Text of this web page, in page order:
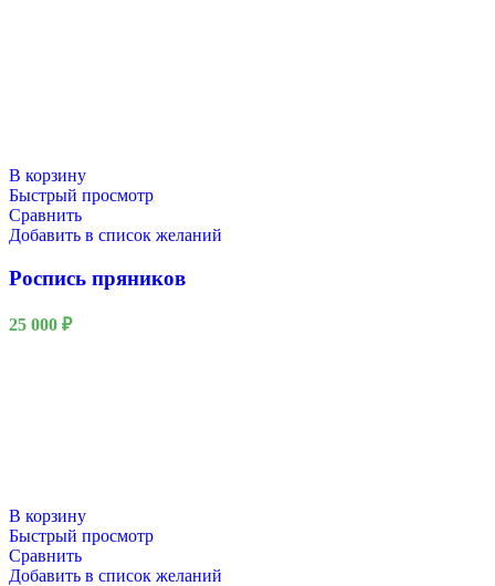
В корзину
Быстрый просмотр
Сравнить
Добавить в список желаний
Роспись пряников
25 000 ₽
В корзину
Быстрый просмотр
Сравнить
Добавить в список желаний